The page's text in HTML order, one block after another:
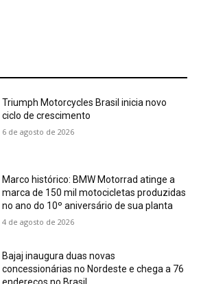
Triumph Motorcycles Brasil inicia novo
ciclo de crescimento
6 de agosto de 2026
Marco histórico: BMW Motorrad atinge a
marca de 150 mil motocicletas produzidas
no ano do 10º aniversário de sua planta
4 de agosto de 2026
Bajaj inaugura duas novas
concessionárias no Nordeste e chega a 76